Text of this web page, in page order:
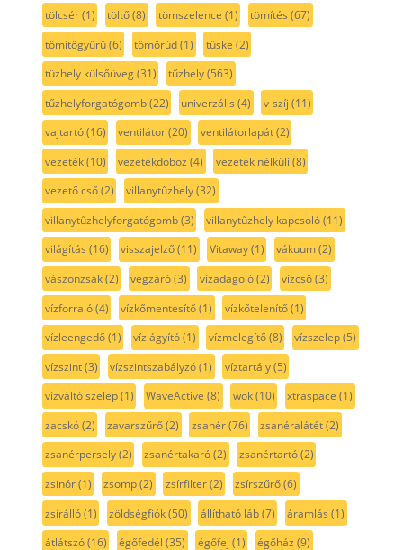
tölcsér(1) töltő(8) tömszelence (1) tömítés (67)
tömítőgyűrű(6) tömőrúd(1) tüske (2)
tüzhely külsőüveg(31) tűzhely(563)
tűzhelyforgatógomb(22) univerzális (4) v-szíj (11)
vajtartó(16) ventilátor(20) ventilátorlapát(2)
vezeték(10) vezetékdoboz (4) vezeték nélküli (8)
vezető cső(2) villanytűzhely(32)
villanytűzhelyforgatógomb(3) villanytűzhely kapcsoló(11)
világítás (16) visszajelző(11) Vitaway(1) vákuum(2)
vászonzsák(2) végzáró(3) vízadagoló(2) vízcső(3)
vízforraló(4) vízkőmentesítő(1) vízkőtelenítő(1)
vízleengedő(1) vízlágyító(1) vízmelegítő(8) vízszelep(5)
vízszint(3) vízszintszabályzó(1) víztartály(5)
vízváltó szelep(1) WaveActive (8) wok(10) xtraspace (1)
zacskó(2) zavarszűrő(2) zsanér(76) zsanéralátét(2)
zsanérpersely(2) zsanértakaró(2) zsanértartó(2)
zsinór(1) zsomp(2) zsírfilter(2) zsírszűrő(6)
zsírálló(1) zöldségfiók(50) állítható láb(7) áramlás (1)
átlátszó(16) égőfedél (35) égőfej (1) égőház (9)